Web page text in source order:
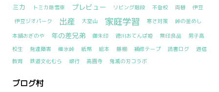
ミカ
トミカ除雪車 プレビュー リビング階段 不登校 両替 伊豆
伊豆ジオパーク 出産 大室山 家庭学習 寒さ対策 峠の釜めし
本舗おぎのや 年の差兄弟 御朱印 徳川おてんば姫 無印良品
男子高
校生
発達障害 碓氷峠 紙幣 絵本 藤棚 補修テープ 読書ログ
通信
教育
鉄道文化むら 銀行 高圓寺 鬼滅の刃コラボ
ブログ村